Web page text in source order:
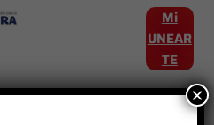
Mi
UNEAR
TE
×